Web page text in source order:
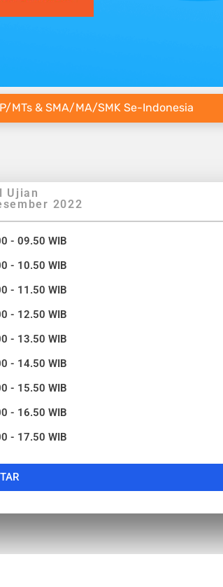
MTs & SMA/MA/SMK Se-Indonesia
Ujian
2022
- 09.50 WIB
- 10.50 WIB
- 11.50 WIB
- 12.50 WIB
- 13.50 WIB
- 14.50 WIB
- 15.50 WIB
- 16.50 WIB
- 17.50 WIB